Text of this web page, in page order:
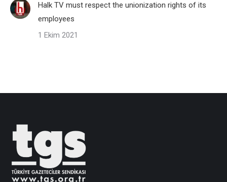
Halk TV must respect the unionization rights of its
employees
1 Ekim 2021